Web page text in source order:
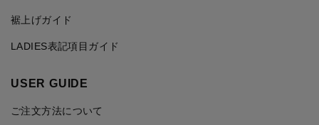
裾上げガイド
LADIES表記項目ガイド
USER GUIDE
ご注文方法について